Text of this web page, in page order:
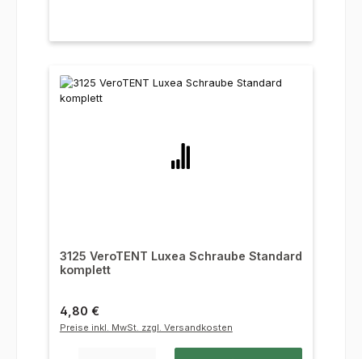
3125 VeroTENT Luxea Schraube Standard
komplett
Regulärer Preis:
4,80 €
Preise inkl. MwSt. zzgl. Versandkosten